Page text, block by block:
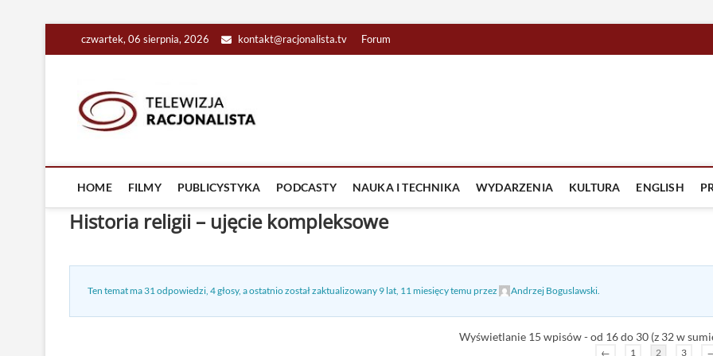
czwartek, 06 sierpnia, 2026 kontakt@racjonalista.tv Forum
HOME FILMY PUBLICYSTYKA PODCASTY NAUKA I TECHNIKA WYDARZENIA KULTURA ENGLISH
Historia religii – ujęcie kompleksowe
Ten temat ma 31 odpowiedzi, 4 głosy, a ostatnio został zaktualizowany 9 lat, 11 miesięcy temu przez Andrzej Boguslawski.
Wyświetlanie 15 wpisów - od 16 do 30 (z 32 w
← 1 2 3